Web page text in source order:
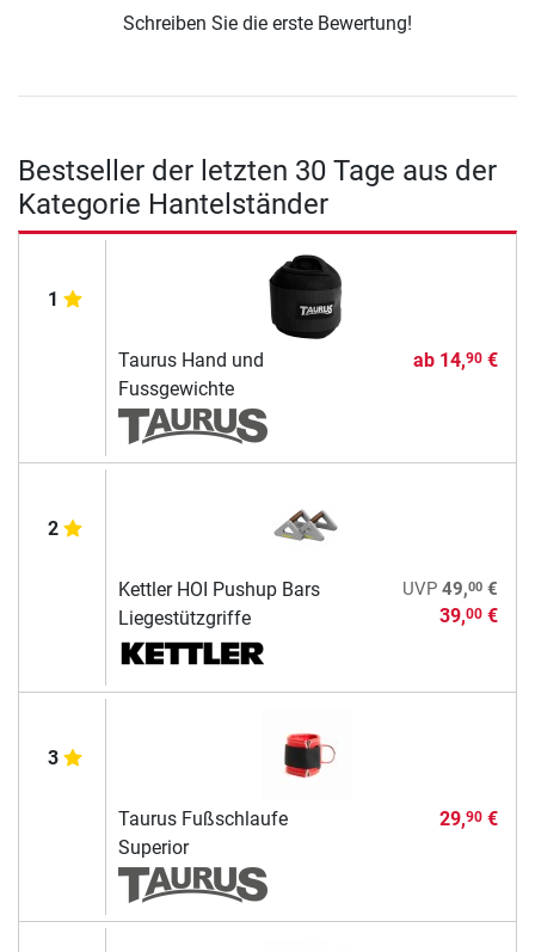
Schreiben Sie die erste Bewertung!
Bestseller der letzten 30 Tage aus der
Kategorie Hantelständer
1
Taurus Hand und
Fussgewichte
ab 14,90€
2
Kettler HOI Pushup Bars
Liegestützgriffe
UVP 49,00€
39,00€
3
Taurus Fußschlaufe
Superior
29,90€